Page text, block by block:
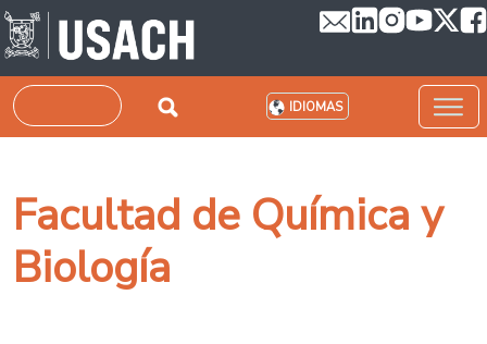
Pasar al contenido principal
Buscar IDIOMAS
Facultad de Química y
Biología